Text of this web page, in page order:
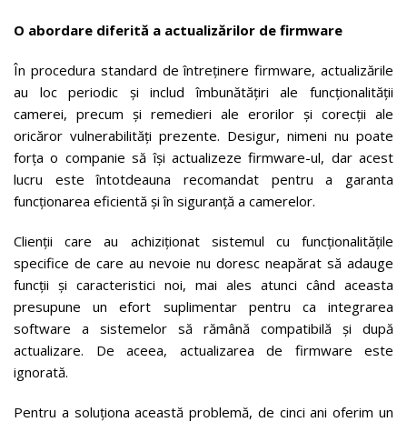
O abordare diferită a actualizărilor de firmware
În procedura standard de întreținere firmware, actualizările
au loc periodic și includ îmbunătățiri ale funcționalității
camerei, precum și remedieri ale erorilor și corecții ale
oricăror vulnerabilități prezente. Desigur, nimeni nu poate
forța o companie să își actualizeze firmware-ul, dar acest
lucru este întotdeauna recomandat pentru a garanta
funcționarea eficientă și în siguranță a camerelor.
Clienții care au achiziționat sistemul cu funcționalitățile
specifice de care au nevoie nu doresc neapărat să adauge
funcții și caracteristici noi, mai ales atunci când aceasta
presupune un efort suplimentar pentru ca integrarea
software a sistemelor să rămână compatibilă și după
actualizare. De aceea, actualizarea de firmware este
ignorată.
Pentru a soluționa această problemă, de cinci ani oferim un